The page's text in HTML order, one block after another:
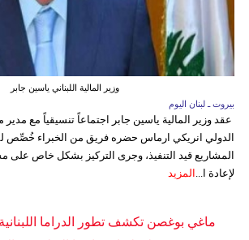
وزير المالية اللبناني ياسين جابر
بيروت ـ لبنان اليوم
عقد وزير المالية ياسين جابر اجتماعاً تنسيقياً مع
الدولي انريكي ارماس حضره فريق من الخبراء خُصِّص
لإعادة ا... المزيد
ماغي بوغصن تكشف تطور الدراما